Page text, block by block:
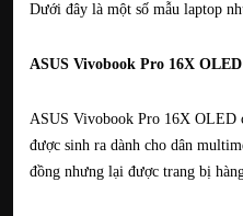
Dưới đây là một số mẫu laptop
ASUS Vivobook Pro 16X
ASUS Vivobook Pro 16X OLED
được sinh ra dành cho dân
đồng nhưng lại được trang bị